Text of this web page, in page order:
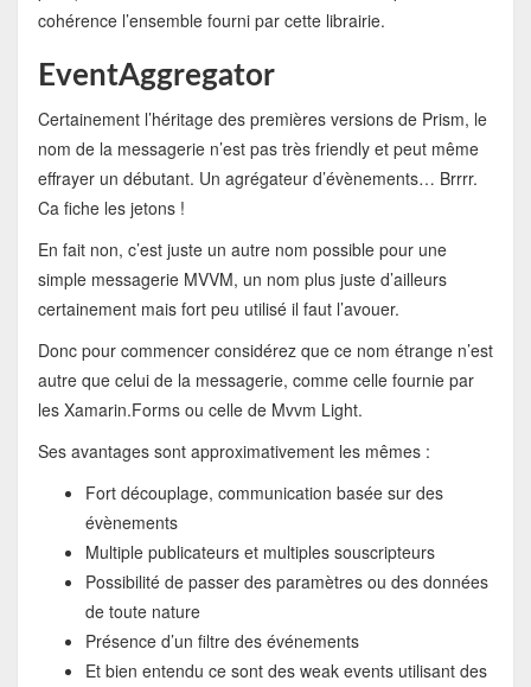
cohérence l’ensemble fourni par cette librairie.
EventAggregator
Certainement l’héritage des premières versions de Prism, le
nom de la messagerie n’est pas très friendly et peut même
effrayer un débutant. Un agrégateur d’évènements… Brrrr.
Ca fiche les jetons !
En fait non, c’est juste un autre nom possible pour une
simple messagerie MVVM, un nom plus juste d’ailleurs
certainement mais fort peu utilisé il faut l’avouer.
Donc pour commencer considérez que ce nom étrange n’est
autre que celui de la messagerie, comme celle fournie par
les Xamarin.Forms ou celle de Mvvm Light.
Ses avantages sont approximativement les mêmes :
Fort découplage, communication basée sur des
évènements
Multiple publicateurs et multiples souscripteurs
Possibilité de passer des paramètres ou des données
de toute nature
Présence d’un filtre des événements
Et bien entendu ce sont des weak events utilisant des